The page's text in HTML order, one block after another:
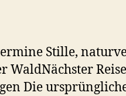
Stille,
WaldNächster
Die